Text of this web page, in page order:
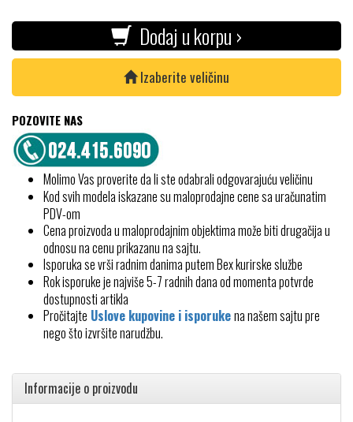
Dodaj u korpu ›
Izaberite veličinu
POZOVITE NAS
Molimo Vas proverite da li ste odabrali odgovarajuću veličinu
Kod svih modela iskazane su maloprodajne cene sa uračunatim
PDV-om
Cena proizvoda u maloprodajnim objektima može biti drugačija u
odnosu na cenu prikazanu na sajtu.
Isporuka se vrši radnim danima putem Bex kurirske službe
Rok isporuke je najviše 5-7 radnih dana od momenta potvrde
dostupnosti artikla
Pročitajte Uslove kupovine i isporukena našem sajtu pre
nego što izvršite narudžbu.
Informacije o proizvodu